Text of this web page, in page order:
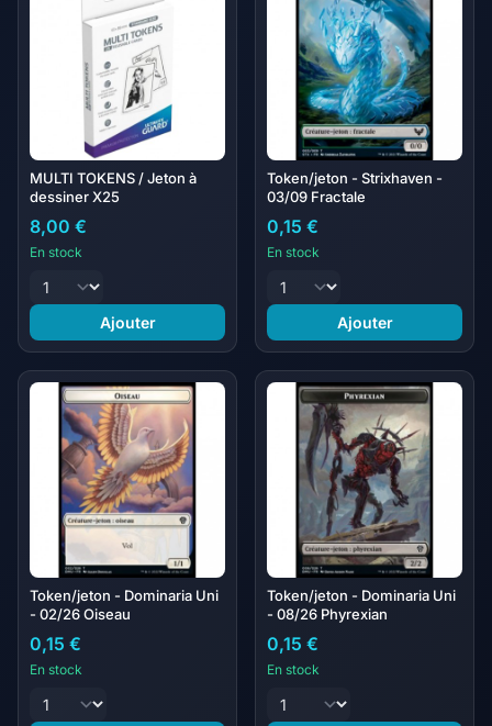
MULTI TOKENS / Jeton à
dessiner X25
8,00 €
En stock
Ajouter
Token/jeton - Strixhaven -
03/09 Fractale
0,15 €
En stock
Ajouter
Token/jeton - Dominaria Uni
- 02/26 Oiseau
0,15 €
En stock
Token/jeton - Dominaria Uni
- 08/26 Phyrexian
0,15 €
En stock